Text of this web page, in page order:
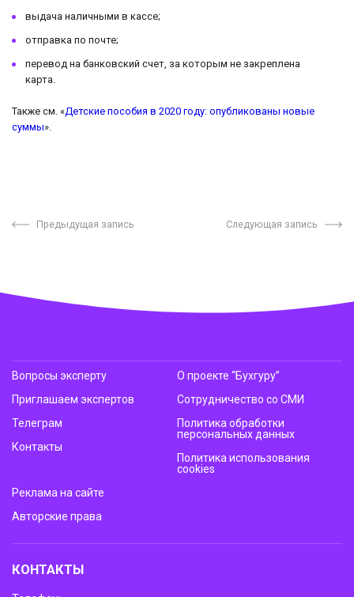
выдача наличными в кассе;
отправка по почте;
перевод на банковский счет, за которым не закреплена
карта.
Также см. «Детские пособия в 2020 году: опубликованы новые
суммы».
Предыдущая запись Следующая запись
Вопросы эксперту
Приглашаем экспертов
Телеграм
Контакты
О проекте “Бухгуру”
Сотрудничество со СМИ
Политика обработки
персональных данных
Политика использования
cookies
Реклама на сайте
Авторские права
КОНТАКТЫ